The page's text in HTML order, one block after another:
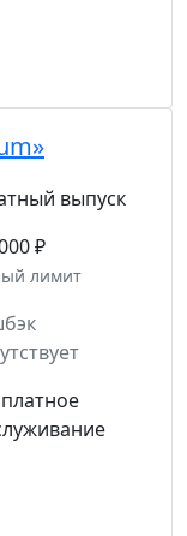
выпуск
₽
лимит